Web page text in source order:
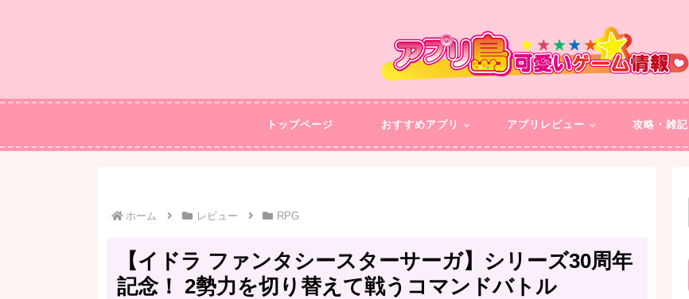
トップページ おすすめアプリ アプリレビュー 攻略・雑記
ホーム レビュー RPG
【イドラ ファンタシースターサーガ】シリーズ30周年
記念！ 2勢力を切り替えて戦うコマンドバトル